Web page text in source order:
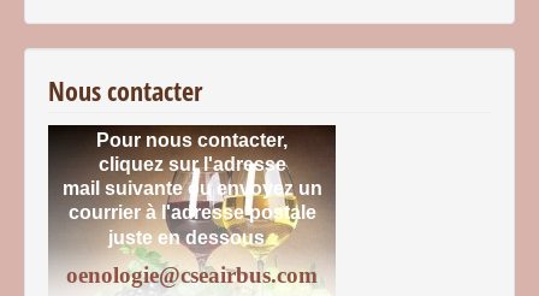
Nous contacter
Pour nous contacter,
cliquez sur l'adresse
mail suivante ou envoyez un
courrierà l'adresse postale
juste en dessous :
oenologie@cseairbus.com